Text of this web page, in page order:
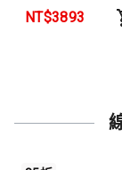
NT$3893